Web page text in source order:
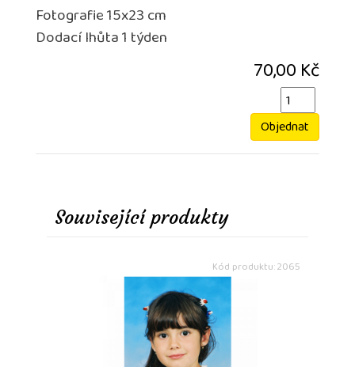
Fotografie 15x23 cm
Dodací lhůta 1 týden
70,00 Kč
Objednat
Související produkty
Kód produktu: 2065